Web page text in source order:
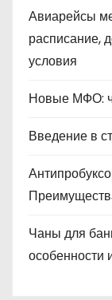
Авиарейсы
расписание,
условия
Новые МФО:
Введение в
Чаны для
особенности